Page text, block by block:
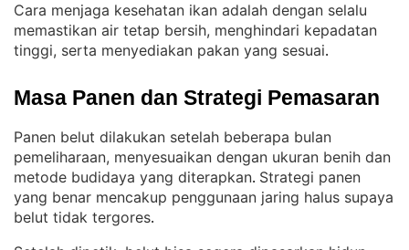
Cara menjaga kesehatan ikan adalah dengan selalu
memastikan air tetap bersih, menghindari kepadatan
tinggi, serta menyediakan pakan yang sesuai.
Masa Panen dan Strategi Pemasaran
Panen belut dilakukan setelah beberapa bulan
pemeliharaan, menyesuaikan dengan ukuran benih dan
metode budidaya yang diterapkan. Strategi panen
yang benar mencakup penggunaan jaring halus supaya
belut tidak tergores.